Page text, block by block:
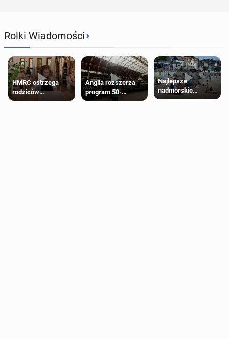
Rolki Wiadomości›
HMRC ostrzega
rodziców
pobierających Child
Anglia rozszerza
program 50-
procentowych
Najlepsze
nadmorskie
miasteczko blisko